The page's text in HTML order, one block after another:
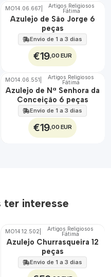
🇵🇹
100%
MO14.06.667 Artigos Religiosos
Fátima
Azulejo de São Jorge 6
peças
Envio de 1 a 3 dias
€19,00 EUR
🇵🇹
100%
TOP
EXT.
MO14.06.551 Artigos Religiosos
Fátima
Azulejo de Nª Senhora da
Conceição 6 peças
Envio de 1 a 3 dias
€19,00 EUR
ter interesse
🇵🇹
100%
MO14.12.502 Artigos Religiosos
Fátima
Azulejo Churrasqueira 12
peças
Envio de 1 a 3 dias